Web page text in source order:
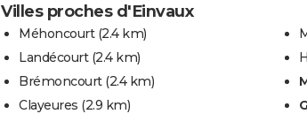
Villes proches d'Einvaux
Méhoncourt (2.4 km)
Landécourt (2.4 km)
Brémoncourt (2.4 km)
Clayeures (2.9 km)